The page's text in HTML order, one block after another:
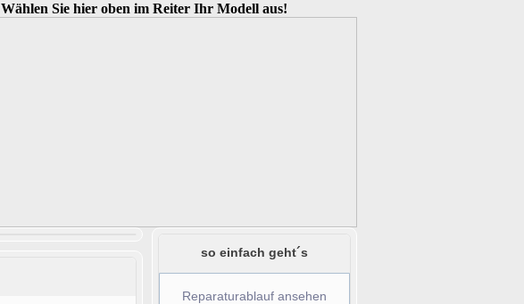
Wählen Sie hier oben im Reiter Ihr Modell aus!
so einfach geht´s
Reparaturablauf ansehen